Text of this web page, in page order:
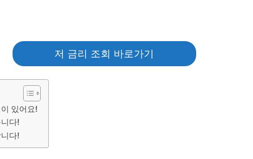
저 금리 조회 바로가기
있어요!
다!
다!